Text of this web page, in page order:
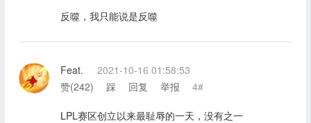
反噬，我只能说是反噬
Feat.
2021-10-16 01:58:53
赞(242) 踩 回复 举报 4#
LPL赛区创立以来最耻辱的一天，没有之一